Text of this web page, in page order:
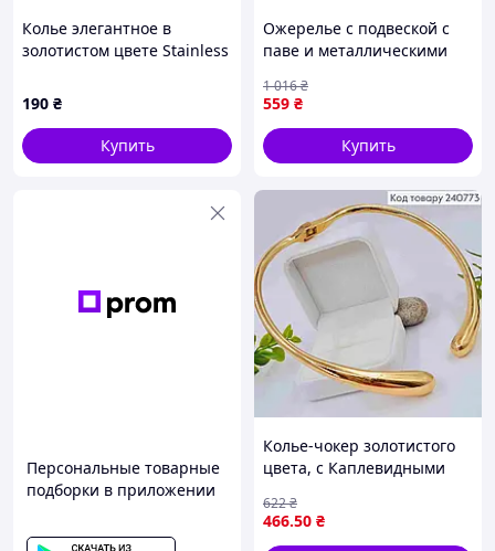
Колье элегантное в
золотистом цвете Stainless
и вставками янтарного
оттенка застежка карабин
длина 45-50см
190 ₴
Купить
Ожерелье с подвеской с
паве и металлическими
392308C01 46 см
(2556783907) D13-2026
559 ₴
1 016₴
Купить
Персональные товарные
подборки в приложении
Колье-чокер золотистого
цвета, с Каплевидными
14,8см, длина 46см
466.50 ₴
622₴